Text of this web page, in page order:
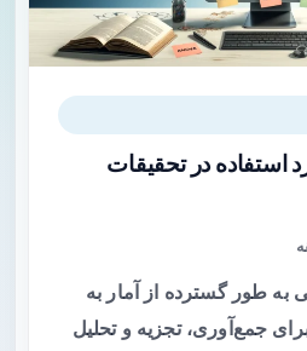
در تحقیقات
طور گسترده از آمار به
جمع‌آوری، تجزیه و تحلیل